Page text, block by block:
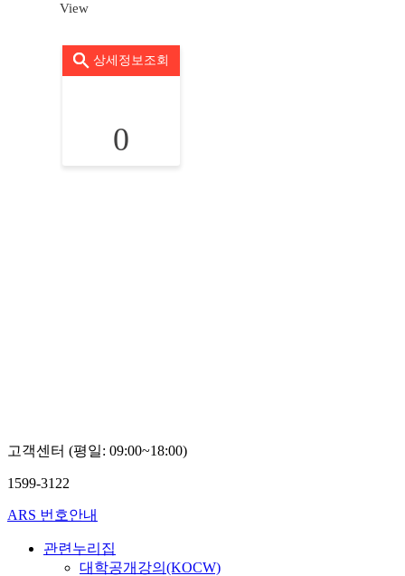
View
상세정보조회
0
고객센터 (평일: 09:00~18:00)
1599-3122
ARS 번호안내
관련누리집
대학공개강의(KOCW)